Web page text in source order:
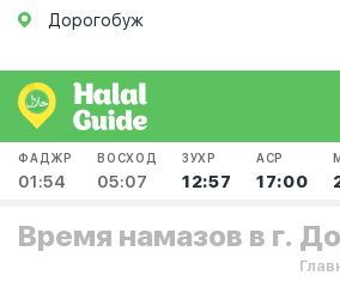
Дорогобуж
ФАДЖР
01:54
ВОСХОД
05:07
ЗУХР
12:57
АСР
17:00
Время намазов в г.